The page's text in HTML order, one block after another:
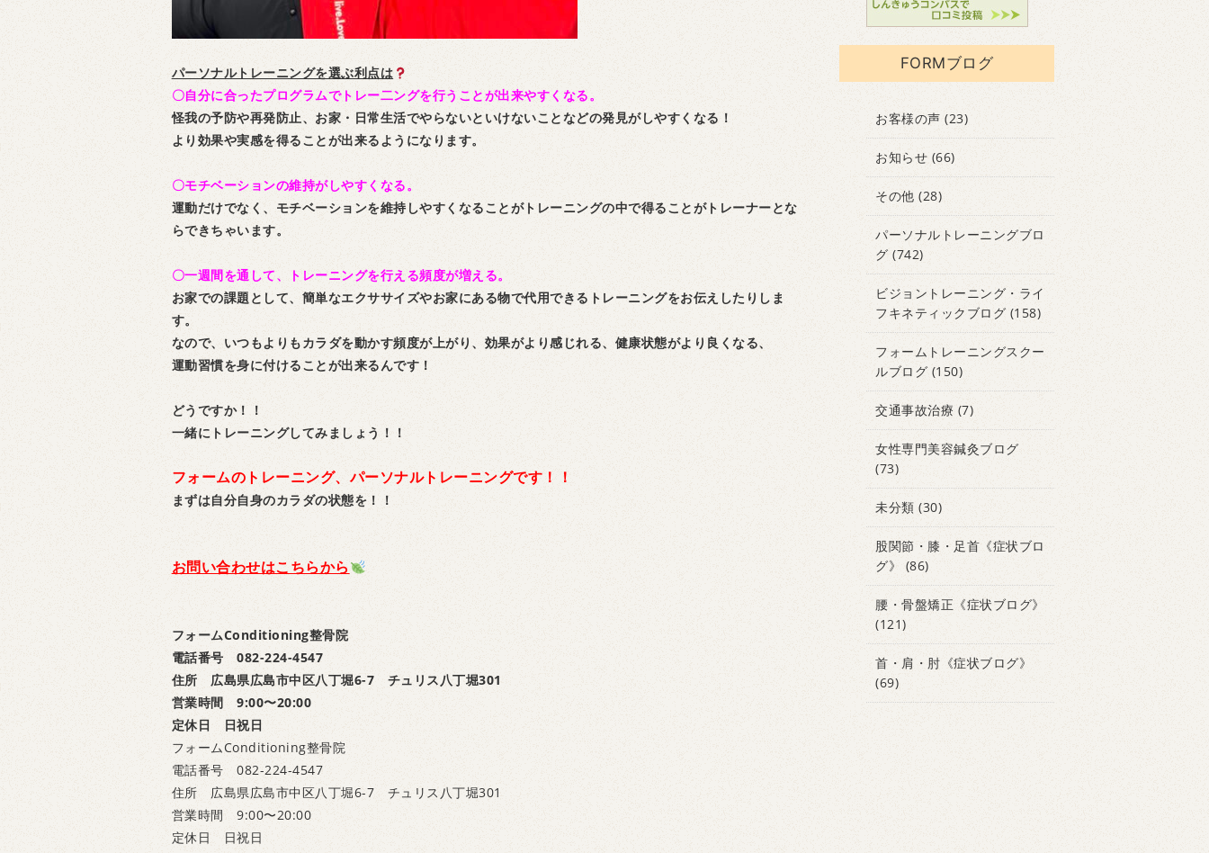
パーソナルトレーニングを選ぶ利点は
〇自分に合ったプログラムでトレー二ングを行うことが出来やすくなる。
怪我の予防や再発防止、お家・日常生活でやらないといけないことなどの発見がしやすくなる！
より効果や実感を得ることが出来るようになります。
〇モチベーションの維持がしやすくなる。
運動だけでなく、モチベーションを維持しやすくなることがトレーニングの中で得ることがトレーナーとな
らできちゃいます。
〇一週間を通して、トレーニングを行える頻度が増える。
お家での課題として、簡単なエクササイズやお家にある物で代用できるトレーニングをお伝えしたりしま
す。
なので、いつもよりもカラダを動かす頻度が上がり、効果がより感じれる、健康状態がより良くなる、
運動習慣を身に付けることが出来るんです！
どうですか！！
一緒にトレーニングしてみましょう！！
フォームのトレーニング、パーソナルトレーニングです！！
まずは自分自身のカラダの状態を！！
お問い合わせはこちらから
フォームConditioning整骨院
電話番号 082-224-4547
住所 広島県広島市中区八丁堀6-7 チュリス八丁堀301
営業時間 9:00〜20:00
定休日 日祝日
フォームConditioning整骨院
電話番号 082-224-4547
住所 広島県広島市中区八丁堀6-7 チュリス八丁堀301
営業時間 9:00〜20:00
定休日 日祝日
FORMブログ
お客様の声 (23)
お知らせ (66)
その他 (28)
パーソナルトレーニングブロ
グ (742)
ビジョントレーニング・ライ
フキネティックブログ (158)
フォームトレーニングスクー
ルブログ(150)
交通事故治療 (7)
女性専門美容鍼灸ブログ
(73)
未分類 (30)
股関節・膝・足首《症状ブロ
グ》
(86)
腰・骨盤矯正《症状ブログ》
(121)
首・肩・肘《症状ブログ》
(69)